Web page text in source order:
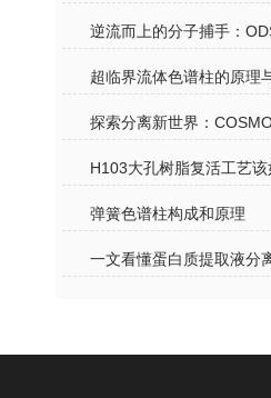
逆流而上的分子捕手：
超临界流体色谱柱的原理
H103大孔树脂复活工艺该
弹簧色谱柱构成和原理
一文看懂蛋白质提取液分